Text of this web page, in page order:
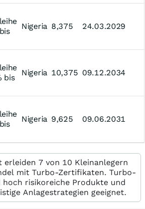
Nigeria 8,375 24.03.2029
bis
Nigeria 10,375 09.12.2034
Nigeria 9,625 09.06.2031
erleiden 7 von 10 Kleinanlegern
mit Turbo-Zertifikaten. Turbo-
risikoreiche Produkte und
Anlagestrategien geeignet.